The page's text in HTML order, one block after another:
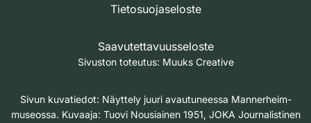
Tietosuojaseloste
Saavutettavuusseloste
Sivuston toteutus: Muuks Creative
Sivun kuvatiedot: Näyttely juuri avautuneessa Mannerheim-
museossa. Kuvaaja: Tuovi Nousiainen 1951, JOKA Journalistinen